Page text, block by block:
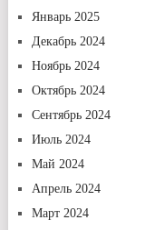
Январь 2025
Декабрь 2024
Ноябрь 2024
Октябрь 2024
Сентябрь 2024
Июль 2024
Май 2024
Апрель 2024
Март 2024